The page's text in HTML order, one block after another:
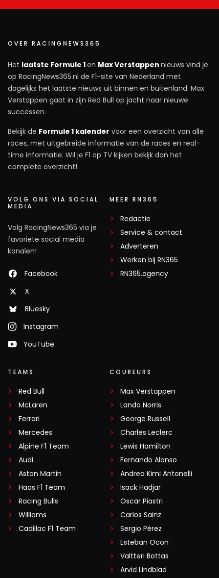
OVER RACINGNEWS365
Het laatste Formule 1en Max Verstappen nieuws vind je
op RacingNews365.nl de F1-site van Nederland met
dagelijks het laatste nieuws uit binnen en buitenland. Max
Verstappen gaat in zijn Red Bull op jacht naar nieuwe
successen.
Bekijk de Formule 1 kalender voor een overzicht van alle
races, met uitgebreide informatie van de races en real-
time informatie. Wil je F1 op TV kijken bekijk dan het
complete overzicht!
VOLG ONS VIA SOCIAL
MEDIA
Volg RacingNews365 via je
favoriete social media
kanalen!
Facebook
X
Bluesky
Instagram
YouTube
MEER RN365
Redactie
Service & contact
Adverteren
Werken bij RN365
RN365.agency
TEAMS
Red Bull
McLaren
Ferrari
Mercedes
Alpine F1 Team
Audi
Aston Martin
Haas F1 Team
Racing Bulls
Williams
Cadillac F1 Team
COUREURS
Max Verstappen
Lando Norris
George Russell
Charles Leclerc
Lewis Hamilton
Fernando Alonso
Andrea Kimi Antonelli
Isack Hadjar
Oscar Piastri
Carlos Sainz
Sergio Pérez
Esteban Ocon
Valtteri Bottas
Arvid Lindblad